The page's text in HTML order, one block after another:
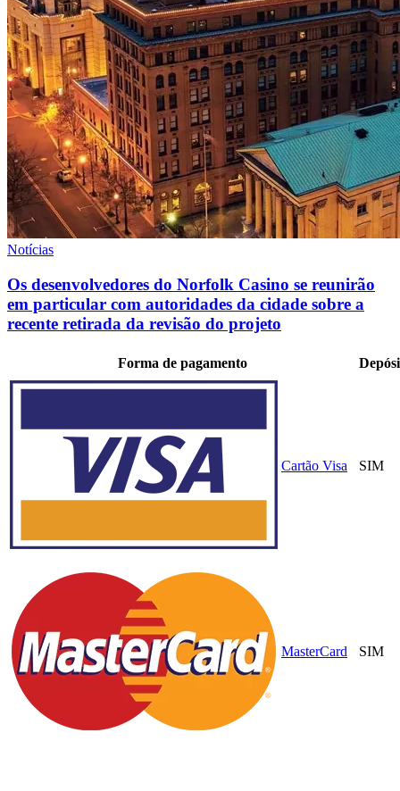
Notícias
Os desenvolvedores do Norfolk Casino se reunirão
em particular com autoridades da cidade sobre a
recente retirada da revisão do projeto
Forma de pagamento
Cartão Visa SIM
MasterCard SIM